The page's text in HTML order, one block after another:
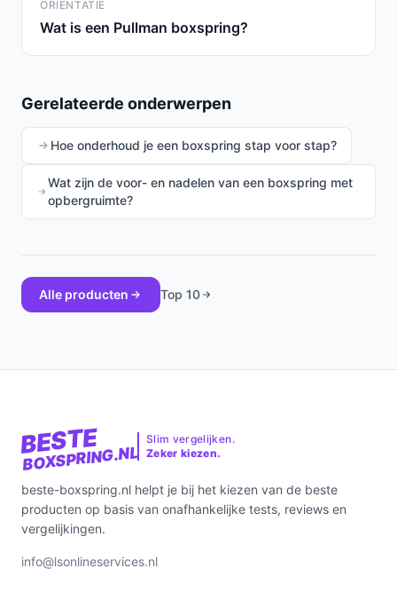
ORIENTATIE
Wat is een Pullman boxspring?
Gerelateerde onderwerpen
Hoe onderhoud je een boxspring stap voor stap?
Wat zijn de voor- en nadelen van een boxspring met
opbergruimte?
Alle producten Top 10
BESTE
BOXSPRING.NL
Slim vergelijken.
Zeker kiezen.
beste-boxspring.nl helpt je bij het kiezen van de beste
producten op basis van onafhankelijke tests, reviews en
vergelijkingen.
info@lsonlineservices.nl